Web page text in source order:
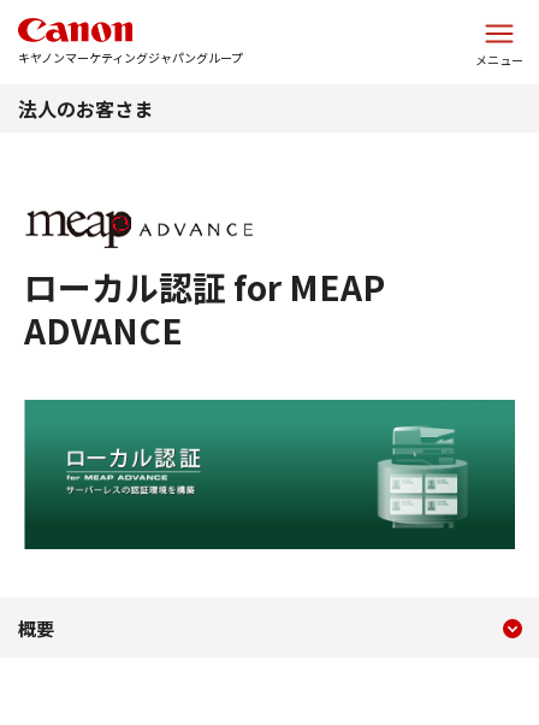
キヤノンマーケティングジャパングループ メニュー
法人のお客さま
ローカル認証 for MEAP
ADVANCE
ローカル認証 for MEAP
概要